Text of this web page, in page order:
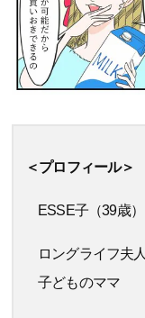
＜プロフィール＞
ESSE子（39歳
ロングライフ夫
子どものママ